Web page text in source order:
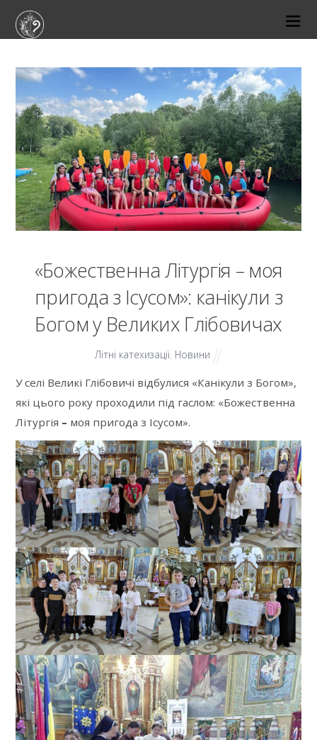
20-06-2026
«Божественна Літургія – моя
пригода з Ісусом»: канікули з
Богом у Великих Глібовичах
Літні катехизації, Новини
У селі Великі Глібовичі відбулися «Канікули з Богом»,
які цього року проходили під гаслом: «Божественна
Літургія – моя пригода з Ісусом».